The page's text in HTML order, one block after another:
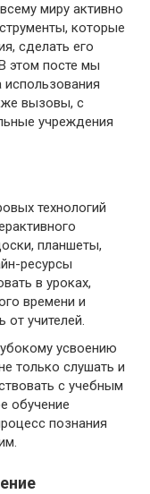
миру активно
которые
сделать его
этом посте мы
вызовы, с
учреждения
технологий
планшеты,
ресурсы
в уроках,
времени и
от учителей.
усвоению
только слушать и
с учебным
обучение
познания